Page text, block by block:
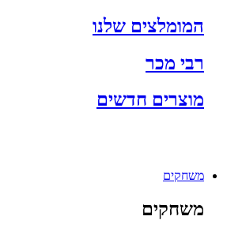
המומלצים שלנו
רבי מכר
מוצרים חדשים
משחקים
משחקים